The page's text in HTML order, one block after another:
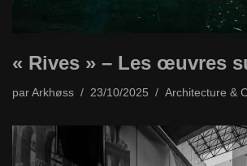
« Rives » – Les œuvres
par Arkhøss 23/10/2025 Architecture &